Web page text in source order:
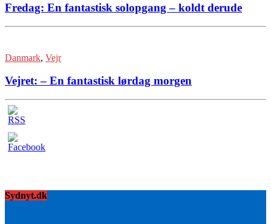
Fredag: En fantastisk solopgang – koldt derude
Danmark, Vejr
Vejret: – En fantastisk lørdag morgen
Sydnyt.dk